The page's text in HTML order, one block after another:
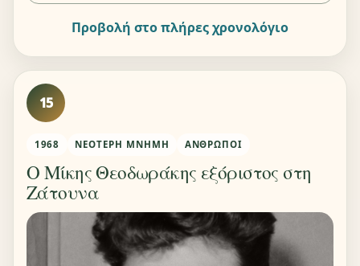
Προβολή στο πλήρες χρονολόγιο
15
1968 ΝΕΌΤΕΡΗ ΜΝΉΜΗ ΆΝΘΡΩΠΟΙ
Ο Μίκης Θεοδωράκης εξόριστος στη
Ζάτουνα